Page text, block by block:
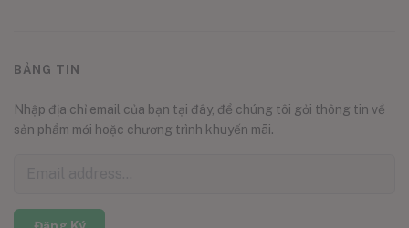
BẢNG TIN
Nhập địa chỉ email của bạn tại đây, để chúng tôi gởi thông tin về
sản phẩm mới hoặc chương trình khuyến mãi.